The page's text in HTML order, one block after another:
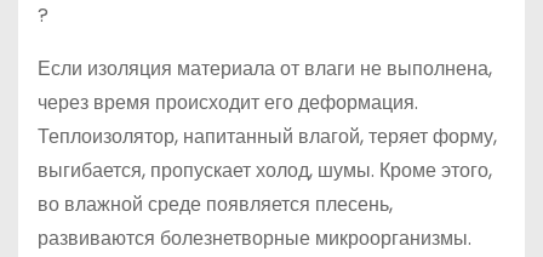
?
Если изоляция материала от влаги не выполнена,
через время происходит его деформация.
Теплоизолятор, напитанный влагой, теряет форму,
выгибается, пропускает холод, шумы. Кроме этого,
во влажной среде появляется плесень,
развиваются болезнетворные микроорганизмы.